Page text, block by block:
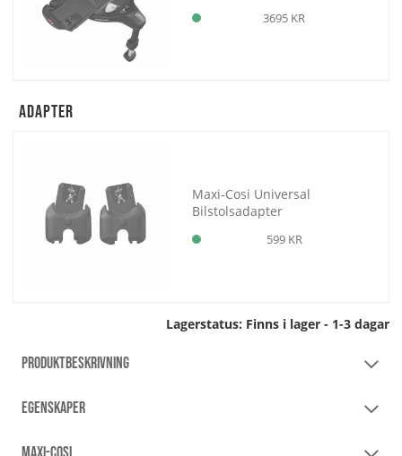
3695 KR
Adapter
Maxi-Cosi Universal
Bilstolsadapter
599 KR
Lagerstatus: Finns i lager - 1-3 dagar
PRODUKTBESKRIVNING
EGENSKAPER